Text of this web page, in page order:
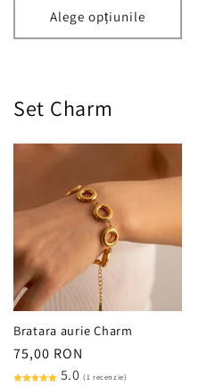
Alege opțiunile
Set Charm
Bratara aurie Charm
Preț
obișnuit
75,00 RON
5.0 (1 recenzie)